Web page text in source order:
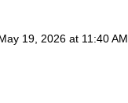
19, 2026 at 11:40 AM